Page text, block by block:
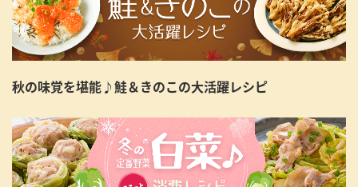
秋の味覚を堪能♪鮭＆きのこの大活躍レシピ